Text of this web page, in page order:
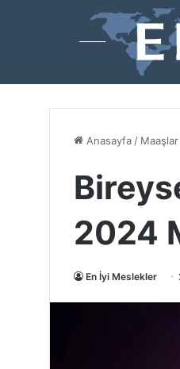
Anasayfa / Maaşlar
2024
En İyi Meslekler